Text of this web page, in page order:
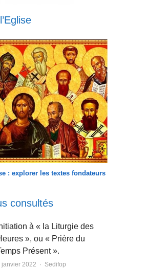
: explorer les textes fondateurs
consultés
à « la Liturgie des
», ou « Prière du
Présent ».
janvier 2022 Author
Sedifop